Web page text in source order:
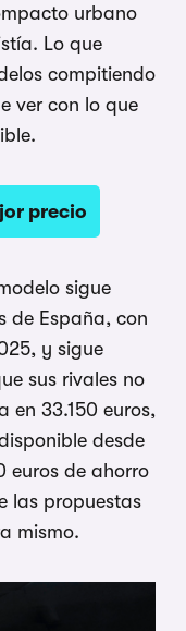
urbano
Lo que
compitiendo
ver con lo que
precio
sigue
de España, con
y sigue
sus rivales no
en 33.150 euros,
desde
euros de ahorro
las propuestas
mismo.